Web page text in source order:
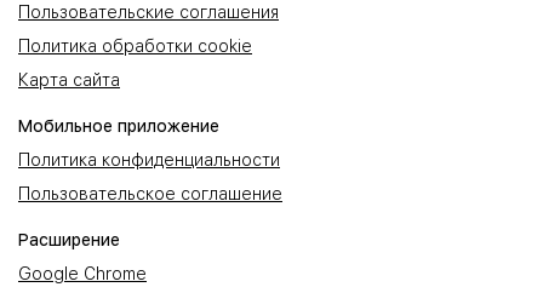
Пользовательские соглашения
Политика обработки cookie
Карта сайта
Мобильное приложение
Политика конфиденциальности
Пользовательское соглашение
Расширение
Google Chrome